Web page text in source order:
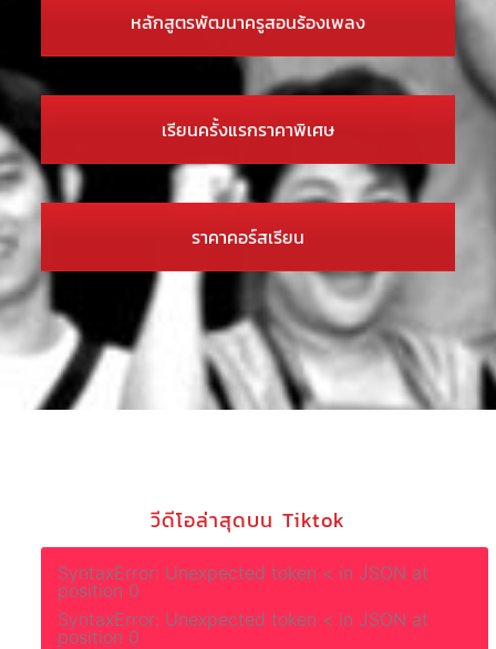
หลักสูตรพัฒนาครูสอนร้องเพลง
เรียนครั้งแรกราคาพิเศษ
ราคาคอร์สเรียน
วีดีโอล่าสุดบน Tiktok
SyntaxError: Unexpected token < in JSON at
position 0
SyntaxError: Unexpected token < in JSON at
position 0